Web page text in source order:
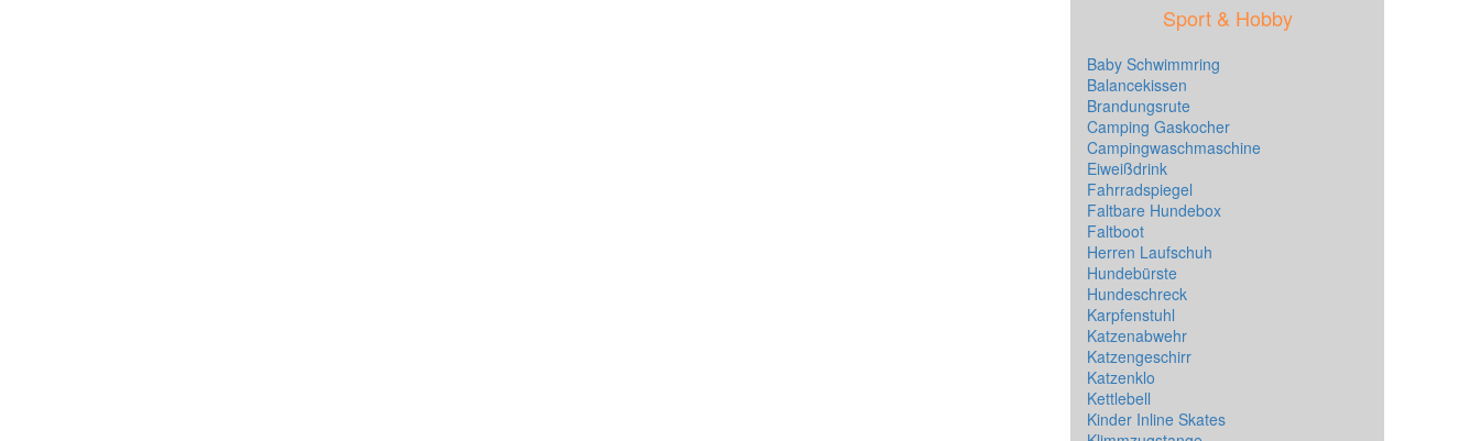
Sport & Hobby
Baby Schwimmring
Balancekissen
Brandungsrute
Camping Gaskocher
Campingwaschmaschine
Eiweißdrink
Fahrradspiegel
Faltbare Hundebox
Faltboot
Herren Laufschuh
Hundebürste
Hundeschreck
Karpfenstuhl
Katzenabwehr
Katzengeschirr
Katzenklo
Kettlebell
Kinder Inline Skates